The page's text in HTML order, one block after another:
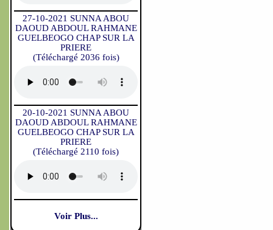
27-10-2021 SUNNA ABOU
DAOUD ABDOUL RAHMANE
GUELBEOGO CHAP SUR LA
PRIERE
(Téléchargé 2036 fois)
20-10-2021 SUNNA ABOU
DAOUD ABDOUL RAHMANE
GUELBEOGO CHAP SUR LA
PRIERE
(Téléchargé 2110 fois)
Voir Plus...